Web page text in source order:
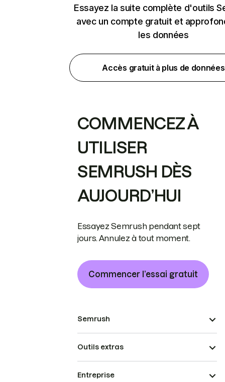
Essayez la suite complète d'outils
avec un compte gratuit et
les données
Accès gratuit à plus de données
COMMENCEZ À
UTILISER
SEMRUSH DÈS
AUJOURD’HUI
Essayez Semrush pendant sept
jours. Annulez à tout moment.
Commencer l’essai gratuit
Semrush
Outils extras
Entreprise